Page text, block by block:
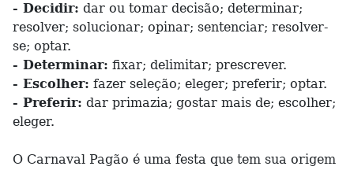
- Decidir: dar ou tomar decisão; determinar;
resolver; solucionar; opinar; sentenciar; resolver-
se; optar.
- Determinar: fixar; delimitar; prescrever.
- Escolher: fazer seleção; eleger; preferir; optar.
- Preferir: dar primazia; gostar mais de; escolher;
eleger.
O Carnaval Pagão é uma festa que tem sua origem